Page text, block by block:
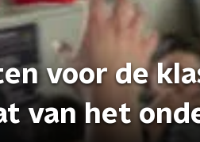
voor de
van het